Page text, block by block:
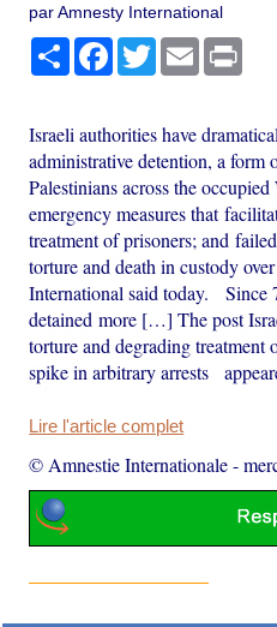
par Amnesty International
PartagerFacebook
TwitterEmail
Israeli authorities have
administrative detention, a form
Palestinians across the
emergency measures that
treatment of prisoners; and
torture and death in custody
International said today. Since
detained more […] The post
torture and degrading treatment
spike in arbitrary arrests
Lire l'article complet
© Amnestie Internationale-